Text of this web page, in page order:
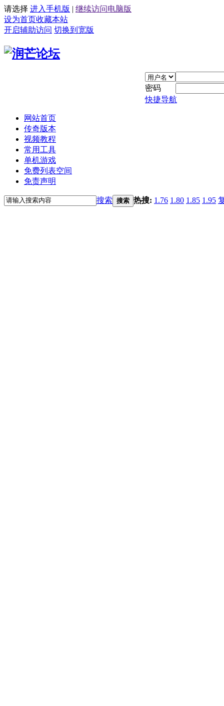
请选择 进入手机版 | 继续访问电脑版
设为首页收藏本站
开启辅助访问 切换到宽版
密码
快捷导航
网站首页
传奇版本
视频教程
常用工具
单机游戏
免费列表空间
免责声明
搜索 搜索 热搜: 1.76 1.80 1.85 1.95